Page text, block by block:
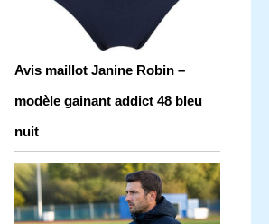
Avis maillot Janine Robin –
modèle gainant addict 48 bleu
nuit